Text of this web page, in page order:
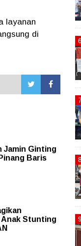
layanan
di
Jamin Ginting
Baris
Stunting